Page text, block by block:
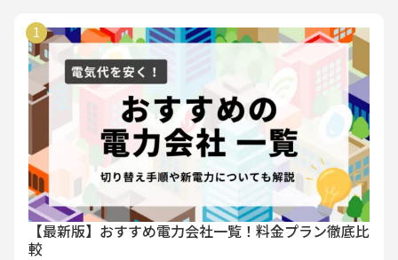
【最新版】おすすめ電力会社一覧！料金プラン徹底比
較